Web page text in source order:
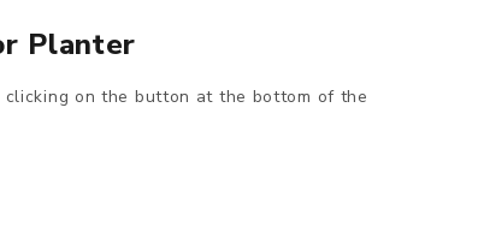
Planter
on the button at the bottom of the